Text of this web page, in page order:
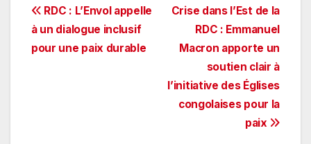
Navigation
de
Crise dans l’Est de la
RDC : Emmanuel
Macron apporte un
soutien clair à
l’initiative des Églises
congolaises pour la
paix
RDC : L’Envol appelle
à un dialogue inclusif
pour une paix durable